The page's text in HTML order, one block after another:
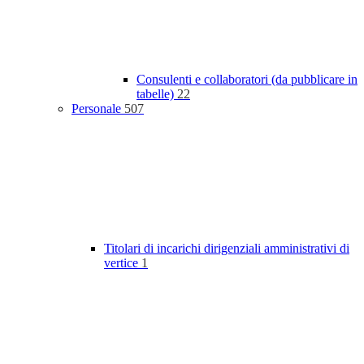
Consulenti e collaboratori (da pubblicare in
tabelle) 22
Personale 507
Titolari di incarichi dirigenziali amministrativi di
vertice 1